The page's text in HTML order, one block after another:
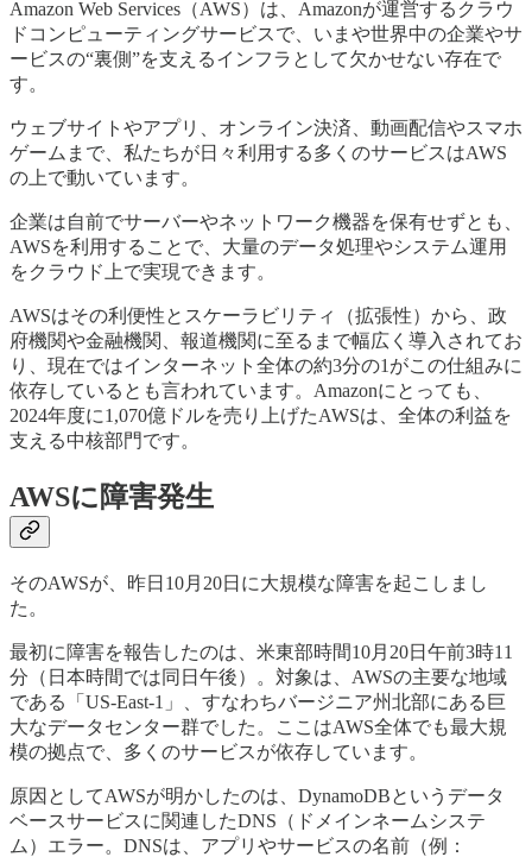
Amazon Web Services（AWS）は、Amazonが運営するクラウ
ドコンピューティングサービスで、いまや世界中の企業やサ
ービスの“裏側”を支えるインフラとして欠かせない存在で
す。
ウェブサイトやアプリ、オンライン決済、動画配信やスマホ
ゲームまで、私たちが日々利用する多くのサービスはAWS
の上で動いています。
企業は自前でサーバーやネットワーク機器を保有せずとも、
AWSを利用することで、大量のデータ処理やシステム運用
をクラウド上で実現できます。
AWSはその利便性とスケーラビリティ（拡張性）から、政
府機関や金融機関、報道機関に至るまで幅広く導入されてお
り、現在ではインターネット全体の約3分の1がこの仕組みに
依存しているとも言われています。Amazonにとっても、
2024年度に1,070億ドルを売り上げたAWSは、全体の利益を
支える中核部門です。
AWSに障害発生
そのAWSが、昨日10月20日に大規模な障害を起こしまし
た。
最初に障害を報告したのは、米東部時間10月20日午前3時11
分（日本時間では同日午後）。対象は、AWSの主要な地域
である「US-East-1」、すなわちバージニア州北部にある巨
大なデータセンター群でした。ここはAWS全体でも最大規
模の拠点で、多くのサービスが依存しています。
原因としてAWSが明かしたのは、DynamoDBというデータ
ベースサービスに関連したDNS（ドメインネームシステ
ム）エラー。DNSは、アプリやサービスの名前（例：